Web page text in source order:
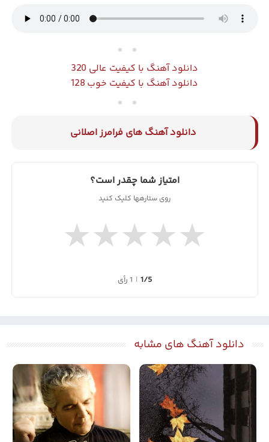
دانلود آهنگ با کیفیت عالی 320
دانلود آهنگ با کیفیت خوب 128
دانلود آهنگ های فرامرز اصلانی
امتیاز شما چقدر است؟
روی ستارهها کلیک کنید
★
★
★
★
★
1/5
| 1 رأی
دانلود آهنگ های مشابه